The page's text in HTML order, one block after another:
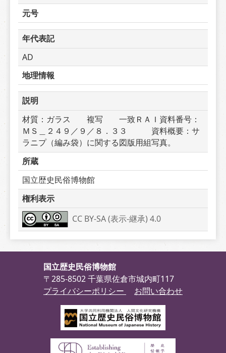
元号
年代表記
AD
地理情報
説明
材質：ガラス　　複写　　一致ＲＡＩ資料番号：
ＭＳ＿２４９／９／８．３３　　　資料概要：サ
ラニプ（編み袋）に関する図版用組写真。
所蔵
国立歴史民俗博物館
権利表示
CC BY-SA (表示-継承) 4.0
国立歴史民俗博物館
〒285-8502 千葉県佐倉市城内町117
プライバシーポリシー
お問い合わせ